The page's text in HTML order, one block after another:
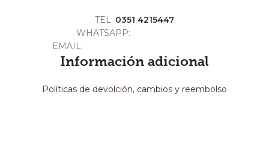
TEL: 0351 4215447
WHATSAPP:
EMAIL:
Información adicional
Políticas de devolción, cambios y reembolso